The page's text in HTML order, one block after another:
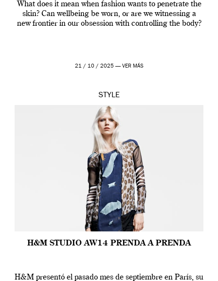
What does it mean when fashion wants to penetrate the
skin? Can wellbeing be worn, or are we witnessing a
new frontier in our obsession with controlling the body?
21 / 10 / 2025 — VER MÁS
STYLE
H&M STUDIO AW14 PRENDA A PRENDA
H&M presentó el pasado mes de septiembre en París, su